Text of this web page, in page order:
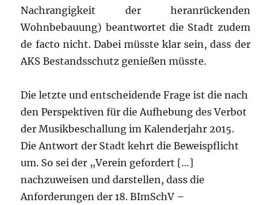
Nachrangigkeit der heranrückenden
Wohnbebauung) beantwortet die Stadt zudem
de facto nicht. Dabei müsste klar sein, dass der
AKS Bestandsschutz genießen müsste.
Die letzte und entscheidende Frage ist die nach
den Perspektiven für die Aufhebung des Verbot
der Musikbeschallung im Kalenderjahr 2015.
Die Antwort der Stadt kehrt die Beweispflicht
um. So sei der „Verein gefordert […]
nachzuweisen und darstellen, dass die
Anforderungen der 18. BImSchV –